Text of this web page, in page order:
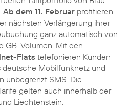
Ab dem 11. Februar profitieren
nächsten Verlängerung ihrer
ganz automatisch von
GB-Volumen. Mit den
Flats telefonieren Kunden
Mobilfunknetz und
unbegrenzt SMS. Die
gelten auch innerhalb der
Liechtenstein.